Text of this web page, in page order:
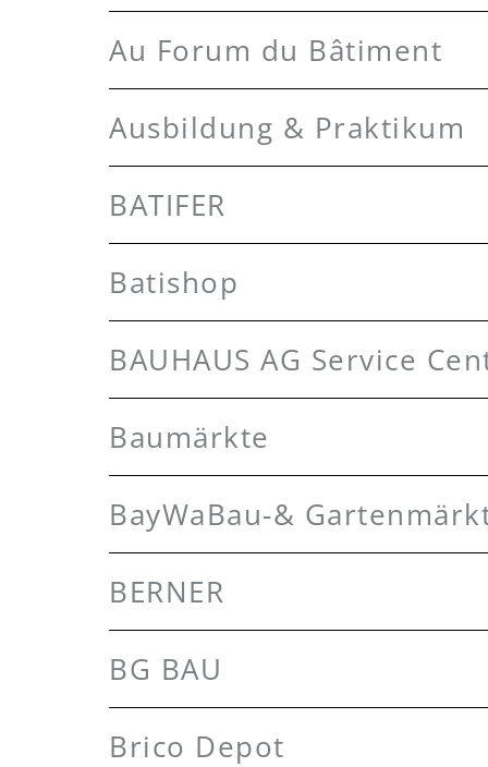
Au Forum du Bâtiment
Ausbildung & Praktikum
BATIFER
Batishop
BAUHAUS AG Service
Baumärkte
BayWaBau-&
BERNER
BG BAU
Brico Depot